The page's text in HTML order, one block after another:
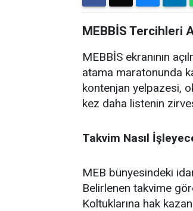
MEBBİS Tercihleri
MEBBİS ekranının
atama maratonunda
kontenjan yelpazesi,
kez daha listenin
Takvim Nasıl
MEB bünyesindeki
Belirlenen takvime
Koltuklarına hak